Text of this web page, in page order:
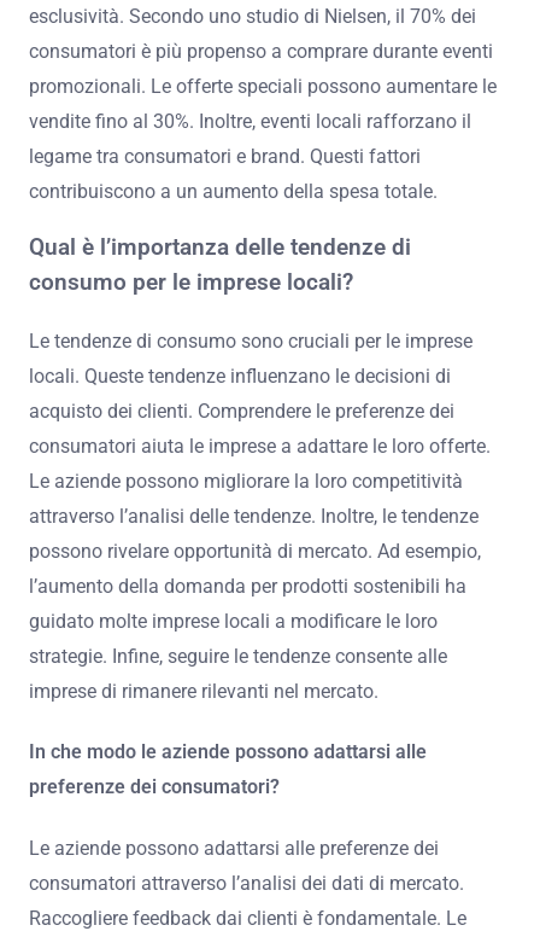
esclusività. Secondo uno studio di Nielsen, il 70% dei
consumatori è più propenso a comprare durante eventi
promozionali. Le offerte speciali possono aumentare le
vendite fino al 30%. Inoltre, eventi locali rafforzano il
legame tra consumatori e brand. Questi fattori
contribuiscono a un aumento della spesa totale.
Qual è l’importanza delle tendenze di
consumo per le imprese locali?
Le tendenze di consumo sono cruciali per le imprese
locali. Queste tendenze influenzano le decisioni di
acquisto dei clienti. Comprendere le preferenze dei
consumatori aiuta le imprese a adattare le loro offerte.
Le aziende possono migliorare la loro competitività
attraverso l’analisi delle tendenze. Inoltre, le tendenze
possono rivelare opportunità di mercato. Ad esempio,
l’aumento della domanda per prodotti sostenibili ha
guidato molte imprese locali a modificare le loro
strategie. Infine, seguire le tendenze consente alle
imprese di rimanere rilevanti nel mercato.
In che modo le aziende possono adattarsi alle
preferenze dei consumatori?
Le aziende possono adattarsi alle preferenze dei
consumatori attraverso l’analisi dei dati di mercato.
Raccogliere feedback dai clienti è fondamentale. Le